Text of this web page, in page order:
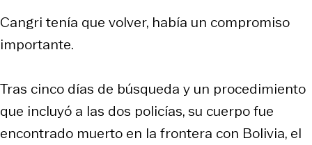
Cangri tenía que volver, había un compromiso
importante.
Tras cinco días de búsqueda y un procedimiento
que incluyó a las dos policías, su cuerpo fue
encontrado muerto en la frontera con Bolivia, el